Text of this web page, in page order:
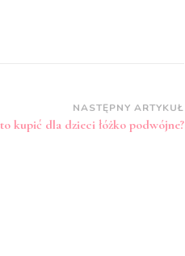
NASTĘPNY ARTYKUŁ
kupić dla dzieci łóżko podwójne?